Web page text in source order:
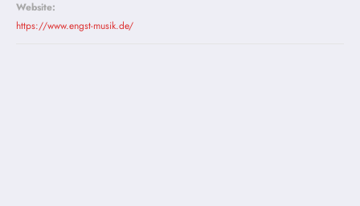
Website:
https://www.engst-musik.de/